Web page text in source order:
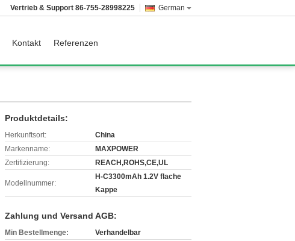
German
Vertrieb & Support 86-755-28998225
Kontakt Referenzen
Produktdetails:
Herkunftsort:
China
Markenname:
MAXPOWER
Zertifizierung:
REACH,ROHS,CE,UL
Modellnummer:
H-C3300mAh 1.2V flache
Kappe
Zahlung und Versand AGB:
Min Bestellmenge:
Verhandelbar